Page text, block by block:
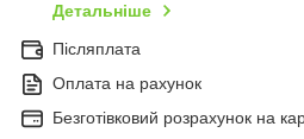
Детальніше
Післяплата
Оплата на рахунок
Безготівковий розрахунок на